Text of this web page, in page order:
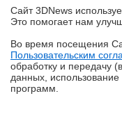
Кремний-углеродные
Сайт 3DNews
Это помогает нам
Во время посещения
Пользовательским
обработку и передачу
данных,
программ.